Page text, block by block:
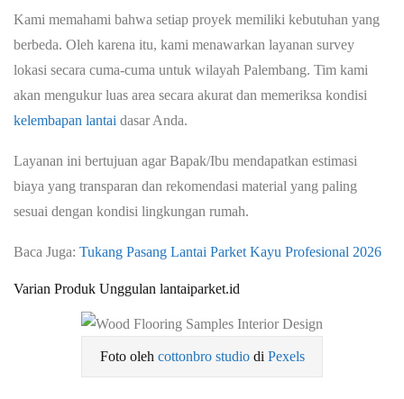
Kami memahami bahwa setiap proyek memiliki kebutuhan yang
berbeda. Oleh karena itu, kami menawarkan layanan survey
lokasi secara cuma-cuma untuk wilayah Palembang. Tim kami
akan mengukur luas area secara akurat dan memeriksa kondisi
kelembapan lantai dasar Anda.
Layanan ini bertujuan agar Bapak/Ibu mendapatkan estimasi
biaya yang transparan dan rekomendasi material yang paling
sesuai dengan kondisi lingkungan rumah.
Baca Juga: Tukang Pasang Lantai Parket Kayu Profesional 2026
Varian Produk Unggulan lantaiparket.id
Foto oleh cottonbro studiodi Pexels